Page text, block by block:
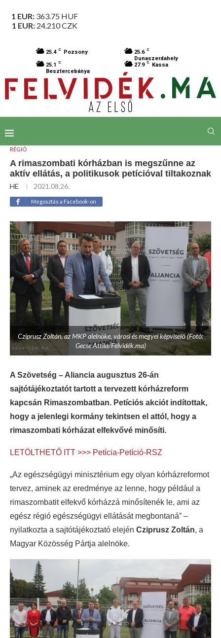
1 EUR: 363.75 HUF
1 EUR: 24.210CZK
25.4 C Pozsony 25.6 C
Dunaszerdahely
25.1 C
Besztercebánya
27.9 C Kassa
RÉGIÓ
A rimaszombati kórházban is megszűnne az
aktív ellátás, a politikusok petícióval tiltakoznak
HE 2021.08.26.
Megosztás a Facebook-on
Cziprusz Zoltán, az MKP alelnöke, városi és megyei képviselő (Fotó:
Gecse Attila/Felvidék.ma)
A Szövetség – Aliancia augusztus 26-án
sajtótájékoztatót tartott a tervezett kórházreform
kapcsán Rimaszombatban. Petíciós akciót indítottak,
hogy a jelenlegi kormány tekintsen el attól, hogy a
rimaszombati kórházat elfekvővé minősíti.
LETÖLTHETŐ ITT >>> Petícia-Petíció-RSZ
„Az egészségügyi minisztérium egy olyan kórházreformot
tervez, aminek az eredménye az lenne, hogy például a
rimaszombatit elfekvő kórházzá minősítenék le, ami az
egész régió egészségügyi ellátását megbontaná” –
nyilatkozta a sajtótájékoztató elején Cziprusz Zoltán, a
Magyar Közösség Pártja alelnöke.